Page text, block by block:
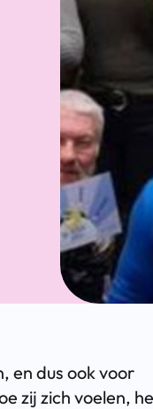
en dus ook voor
zij zich voelen,